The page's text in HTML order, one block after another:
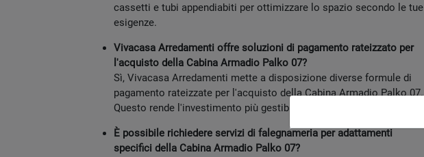
cassetti e tubi appendiabiti per ottimizzare lo spazio secondo le tue
esigenze.
Vivacasa Arredamenti offre soluzioni di pagamento rateizzato per
l'acquisto della Cabina Armadio Palko 07?
Sì, Vivacasa Arredamenti mette a disposizione diverse formule di
pagamento rateizzate per l'acquisto della Cabina Armadio Palko 07.
Questo rende l'investimento più gestibile per i clienti.
È possibile richiedere servizi di falegnameria per adattamenti
specifici della Cabina Armadio Palko 07?